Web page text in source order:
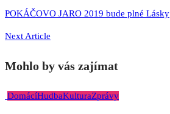
POKÁČOVO JARO 2019 bude plné Lásky
Next Article
Mohlo by vás zajímat
DomácíHudbaKulturaZprávy